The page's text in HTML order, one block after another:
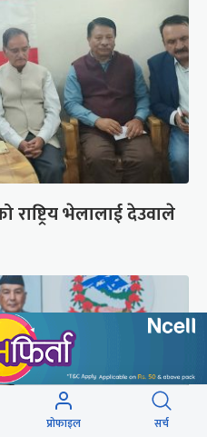
भेलालाई देउवाले
प्रोफाइल सर्च